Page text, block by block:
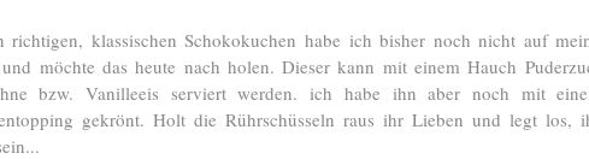
richtigen, klassischen Schokokuchen habe ich bisher noch nicht auf
möchte das heute nach holen. Dieser kann mit einem Hauch
bzw. Vanilleeis serviert werden. ich habe ihn aber noch mit
gekrönt. Holt die Rührschüsseln raus ihr Lieben und legt los,